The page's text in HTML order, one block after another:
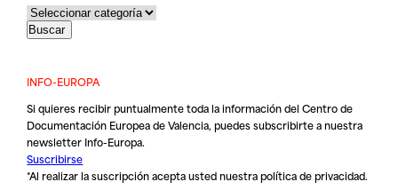
INFO-EUROPA
Si quieres recibir puntualmente toda la información del Centro de
Documentación Europea de Valencia, puedes subscribirte a nuestra
newsletter Info-Europa.
Suscribirse
*Al realizar la suscripción acepta usted nuestrapolítica de privacidad.